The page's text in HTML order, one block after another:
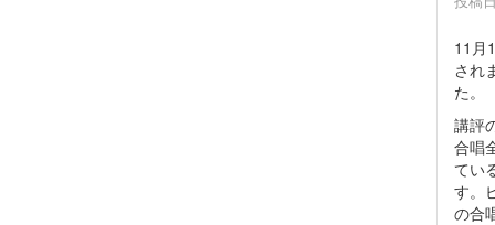
11月
され
た。
講評
合唱
てい
す。
の合